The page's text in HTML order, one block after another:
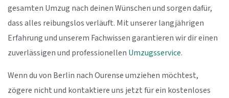
gesamten Umzug nach deinen Wünschen und sorgen dafür,
dass alles reibungslos verläuft. Mit unserer langjährigen
Erfahrung und unserem Fachwissen garantieren wir dir einen
zuverlässigen und professionellen Umzugsservice.
Wenn du von Berlin nach Ourense umziehen möchtest,
zögere nicht und kontaktiere uns jetzt für ein kostenloses